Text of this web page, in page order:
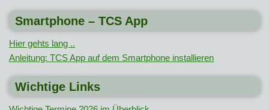
Smartphone – TCS App
Hier gehts lang ..
Anleitung: TCS App auf dem Smartphone installieren
Wichtige Links